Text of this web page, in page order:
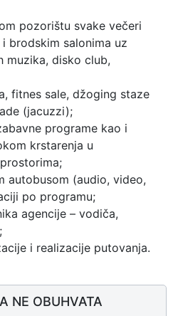
pozorištu svake večeri
brodskim salonima uz
muzika, disko club,
fitnes sale, džoging staze
(jacuzzi);
programe kao i
krstarenja u
autobusom (audio, video,
po programu;
agencije – vodiča,
i realizacije putovanja.
NE OBUHVATA